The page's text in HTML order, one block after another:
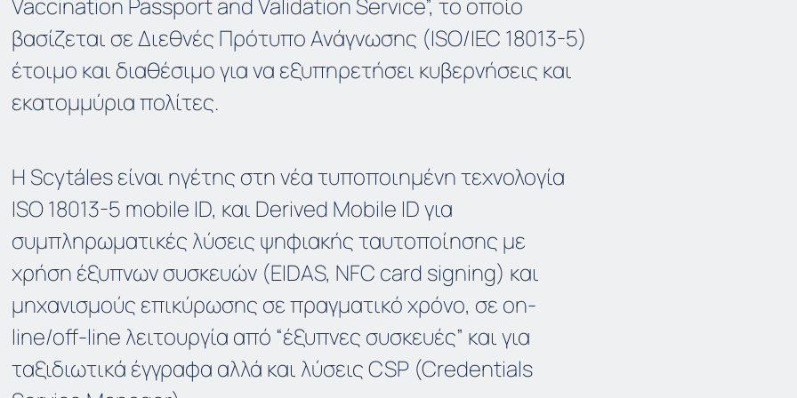
βασίζεται σε Διεθνές Πρότυπο Ανάγνωσης (ISO/IEC 18013-5)
έτοιμο και διαθέσιμο για να εξυπηρετήσει κυβερνήσεις και
εκατομμύρια πολίτες.
Η Scytáles είναι ηγέτης στη νέα τυποποιημένη τεχνολογία
ISO 18013-5 mobile ID, και Derived Mobile ID για
συμπληρωματικές λύσεις ψηφιακής ταυτοποίησης με
χρήση έξυπνων συσκευών (EIDAS, NFC card signing) και
μηχανισμούς επικύρωσης σε πραγματικό χρόνο, σε on-
line/off-line λειτουργία από “έξυπνες συσκευές” και για
ταξιδιωτικά έγγραφα αλλά και λύσεις CSP (Credentials